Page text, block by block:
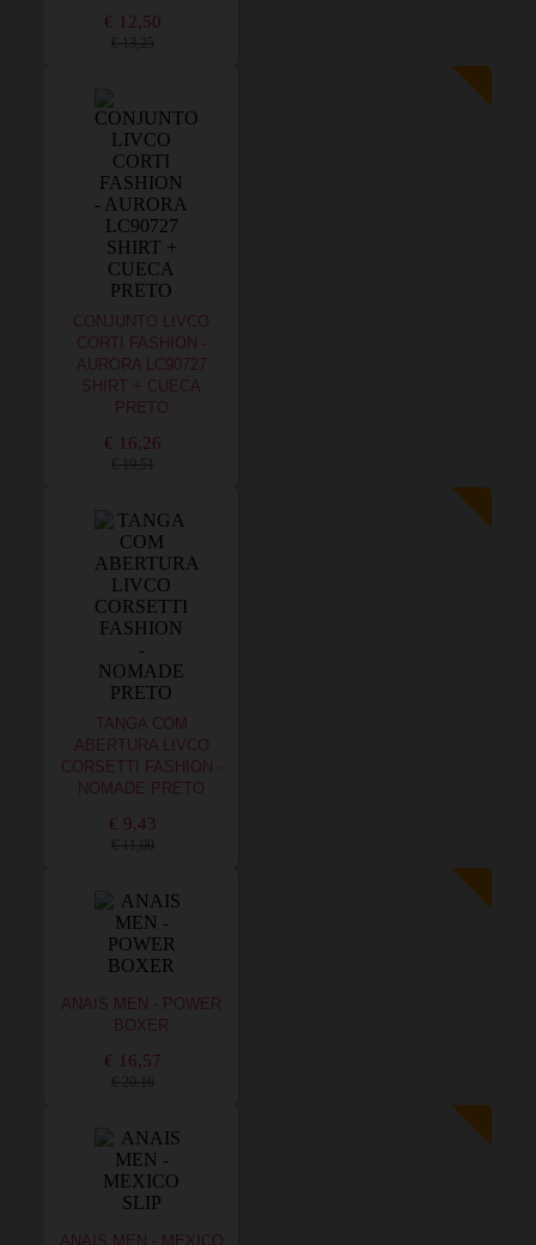
€ 12,50
€ 13,25
CONJUNTO LIVCO
CORTI FASHION -
AURORA LC90727
SHIRT + CUECA
PRETO
€ 16,26
€ 19,51
TANGA COM
ABERTURA LIVCO
CORSETTI FASHION -
NOMADE PRETO
€ 9,43
€ 11,00
ANAIS MEN - POWER
BOXER
€ 16,57
€ 20,16
ANAIS MEN - MEXICO